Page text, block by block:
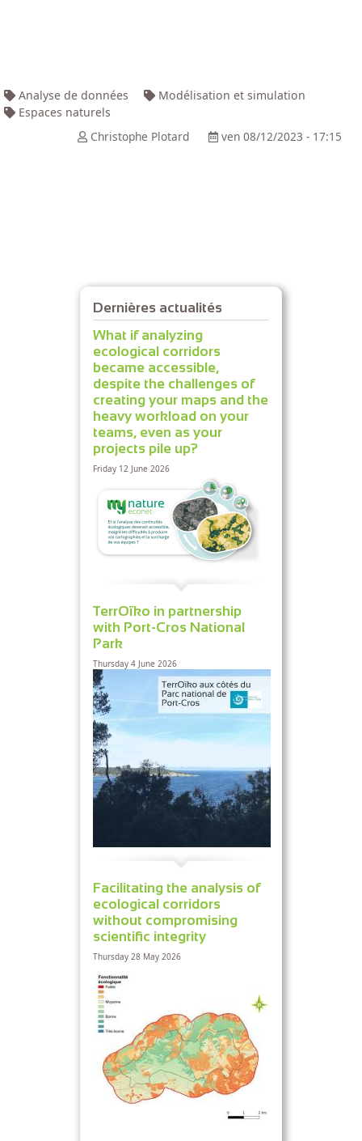
Analyse de données
Modélisation et simulation
Espaces naturels
Christophe Plotard
ven 08/12/2023 - 17:15
Dernières actualités
What if analyzing
ecological corridors
became accessible,
despite the challenges of
creating your maps and the
heavy workload on your
teams, even as your
projects pile up?
Friday 12 June 2026
TerrOïko in partnership
with Port-Cros National
Park
Thursday 4 June 2026
Facilitating the analysis of
ecological corridors
without compromising
scientific integrity
Thursday 28 May 2026